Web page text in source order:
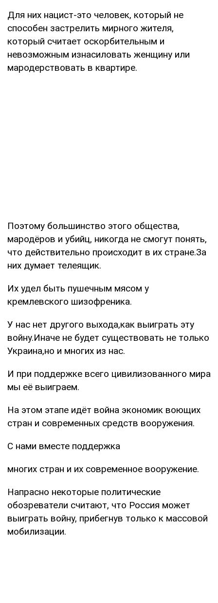
Для них нацист-это человек, который не
способен застрелить мирного жителя,
который считает оскорбительным и
невозможным изнасиловать женщину или
мародерствовать в квартире.
Поэтому большинство этого общества,
мародёров и убийц, никогда не смогут понять,
что действительно происходит в их стране.За
них думает телеящик.
Их удел быть пушечным мясом у
кремлевского шизофреника.
У нас нет другого выхода,как выиграть эту
войну.Иначе не будет существовать не только
Украина,но и многих из нас.
И при поддержке всего цивилизованного мира
мы её выиграем.
На этом этапе идёт война экономик воющих
стран и современных средств вооружения.
С нами вместе поддержка
многих стран и их современное вооружение.
Напрасно некоторые политические
обозреватели считают, что Россия может
выиграть войну, прибегнув только к массовой
мобилизации.